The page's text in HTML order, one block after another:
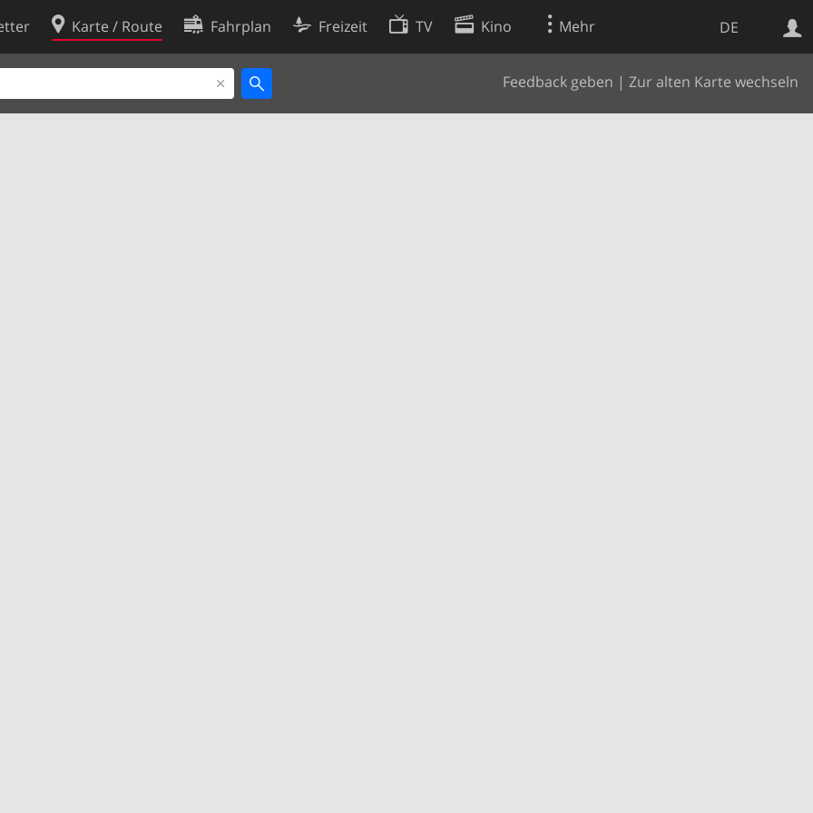
DE
Karte / Route Fahrplan Freizeit TV Kino Mehr
Feedback geben | Zur alten Karte wechseln
Websuche
Cookie-Richtlinie
Cookie-Einstellungen